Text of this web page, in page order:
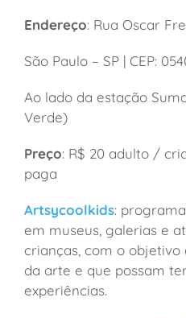
Endereço: Rua Oscar
São Paulo – SP | CEP:
Ao lado da estação
Verde)
Preço: R$ 20 adulto /
paga
Artsycoolkids:
em museus, galerias e
crianças, com o
da arte e que possam
experiências.